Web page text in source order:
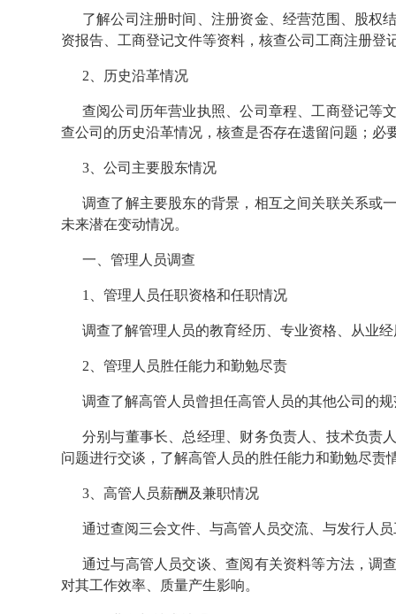
了解公司注册时间、注册资金、经营范围、股权
资报告、工商登记文件等资料，核查公司工商注册
2、历史沿革情况
查阅公司历年营业执照、公司章程、工商登记等
查公司的历史沿革情况，核查是否存在遗留问题；必
3、公司主要股东情况
调查了解主要股东的背景，相互之间关联关系或
未来潜在变动情况。
一、管理人员调查
1、管理人员任职资格和任职情况
调查了解管理人员的教育经历、专业资格、从业
2、管理人员胜任能力和勤勉尽责
调查了解高管人员曾担任高管人员的其他公司的
分别与董事长、总经理、财务负责人、技术负责
问题进行交谈，了解高管人员的胜任能力和勤勉尽责
3、高管人员薪酬及兼职情况
通过查阅三会文件、与高管人员交流、与发行人
通过与高管人员交谈、查阅有关资料等方法，调
对其工作效率、质量产生影响。